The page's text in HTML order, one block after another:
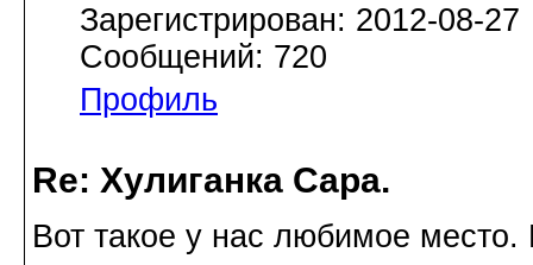
Зарегистрирован: 2012-08-27
Сообщений: 720
Профиль
Re: Хулиганка Сара.
Вот такое у нас любимое